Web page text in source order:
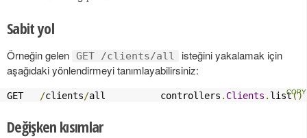
Sabit yol
Örneğin gelen GET /clients/all
isteğini yakalamak için
aşağıdaki yönlendirmeyi tanımlayabilirsiniz:
GET /clients/all          controllers . Clients . list()
Değişken kısımlar